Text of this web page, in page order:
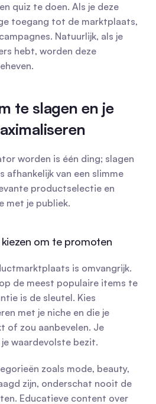
quiz te doen. Als je deze
toegang tot de marktplaats,
Natuurlijk, als je
hebt, worden deze
te slagen en je
worden is één ding; slagen
afhankelijk van een slimme
productselectie en
met je publiek.
om te promoten
is omvangrijk.
de meest populaire items te
is de sleutel. Kies
met je niche en die je
of zou aanbevelen. Je
waardevolste bezit.
zoals mode, beauty,
zijn, onderschat nooit de
Educatieve content over